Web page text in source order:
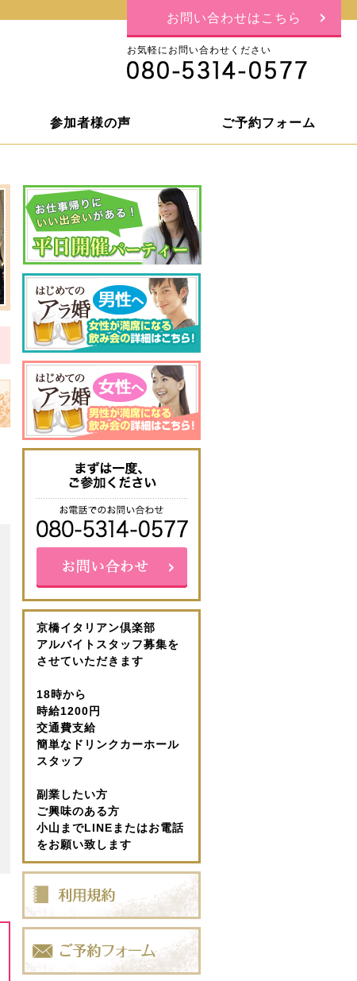
お問い合わせはこちら
お気軽にお問い合わせください
参加者様の声 ご予約フォーム
京橋イタリアン倶楽部
アルバイトスタッフ募集を
させていただきます
18時から
時給1200円
交通費支給
簡単なドリンクカーホール
スタッフ
副業したい方
ご興味のある方
小山までLINEまたはお電話
をお願い致します